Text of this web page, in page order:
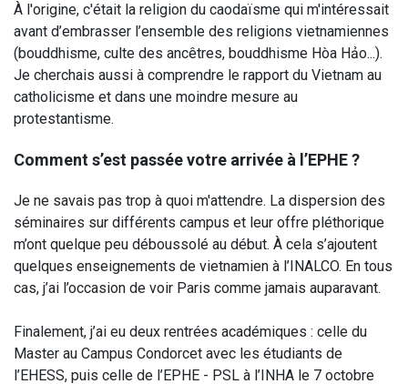
À l'origine, c'était la religion du caodaïsme qui m'intéressait
avant d’embrasser l’ensemble des religions vietnamiennes
(bouddhisme, culte des ancêtres, bouddhisme Hòa Hảo...).
Je cherchais aussi à comprendre le rapport du Vietnam au
catholicisme et dans une moindre mesure au
protestantisme.
Comment s’est passée votre arrivée à l’EPHE ?
Je ne savais pas trop à quoi m'attendre. La dispersion des
séminaires sur différents campus et leur offre pléthorique
m’ont quelque peu déboussolé au début. À cela s’ajoutent
quelques enseignements de vietnamien à l’INALCO. En tous
cas, j’ai l’occasion de voir Paris comme jamais auparavant.
Finalement, j’ai eu deux rentrées académiques : celle du
Master au Campus Condorcet avec les étudiants de
l’EHESS, puis celle de l’EPHE - PSL à l’INHA le 7 octobre